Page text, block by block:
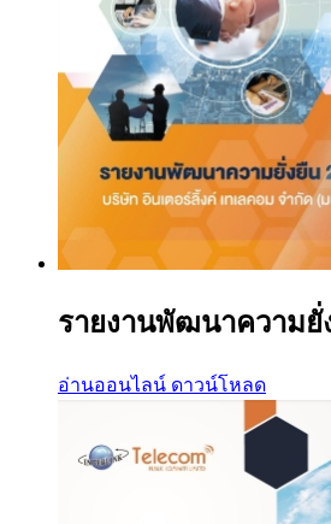
รายงานพัฒนาความยั่
อ่านออนไลน์ ดาวน์โหลด